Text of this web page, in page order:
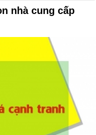
nhà cung cấp